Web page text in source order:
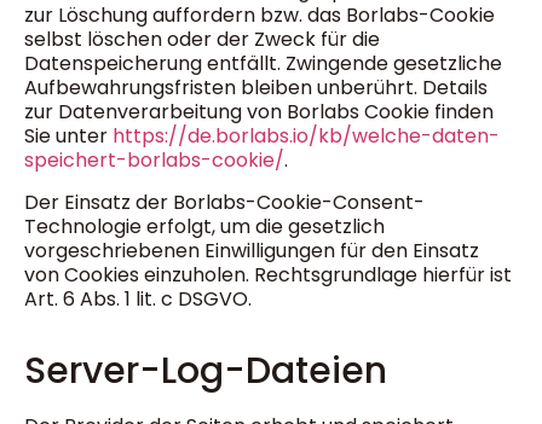
zur Löschung auffordern bzw. das Borlabs-Cookie
selbst löschen oder der Zweck für die
Datenspeicherung entfällt. Zwingende gesetzliche
Aufbewahrungsfristen bleiben unberührt. Details
zur Datenverarbeitung von Borlabs Cookie finden
Sie unter https://de.borlabs.io/kb/welche-daten-
speichert-borlabs-cookie/.
Der Einsatz der Borlabs-Cookie-Consent-
Technologie erfolgt, um die gesetzlich
vorgeschriebenen Einwilligungen für den Einsatz
von Cookies einzuholen. Rechtsgrundlage hierfür ist
Art. 6 Abs. 1 lit. c DSGVO.
Server-Log-Dateien